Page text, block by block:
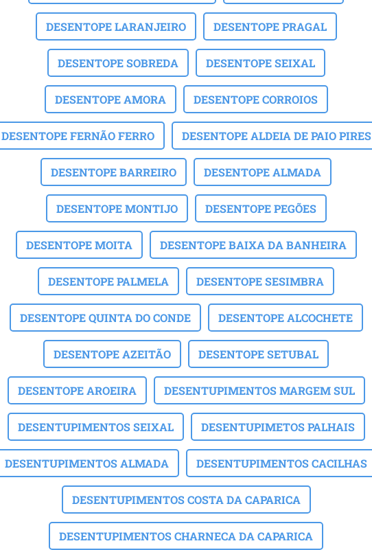
DESENTOPE LARANJEIRO DESENTOPE PRAGAL
DESENTOPE SOBREDA DESENTOPE SEIXAL
DESENTOPE AMORA DESENTOPE CORROIOS
DESENTOPE FERNÃO FERRO DESENTOPE ALDEIA DE PAIO PIRES
DESENTOPE BARREIRO DESENTOPE ALMADA
DESENTOPE MONTIJO DESENTOPE PEGÕES
DESENTOPE MOITA DESENTOPE BAIXA DA BANHEIRA
DESENTOPE PALMELA DESENTOPE SESIMBRA
DESENTOPE QUINTA DO CONDE DESENTOPE ALCOCHETE
DESENTOPE AZEITÃO DESENTOPE SETUBAL
DESENTOPE AROEIRA DESENTUPIMENTOS MARGEM SUL
DESENTUPIMENTOS SEIXAL DESENTUPIMETOS PALHAIS
DESENTUPIMENTOS ALMADA DESENTUPIMENTOS CACILHAS
DESENTUPIMENTOS COSTA DA CAPARICA
DESENTUPIMENTOS CHARNECA DA CAPARICA